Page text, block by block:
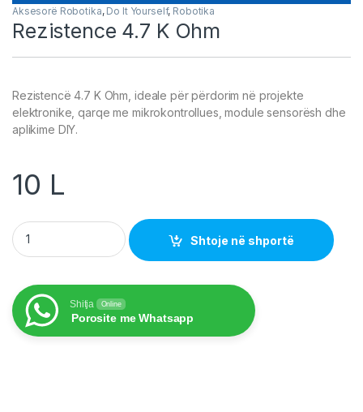
Aksesorë Robotika, Do It Yourself, Robotika
Rezistence 4.7 K Ohm
Rezistencë 4.7 K Ohm, ideale për përdorim në projekte
elektronike, qarqe me mikrokontrollues, module sensorësh dhe
aplikime DIY.
10 L
Rezistence 4.7 K Ohm quantity
Shtoje në shportë
Shitja Online
Porosite me Whatsapp